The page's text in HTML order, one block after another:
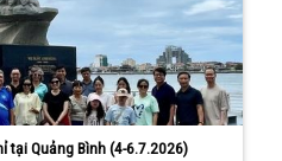
tại Quảng Bình (4-6.7.2026)